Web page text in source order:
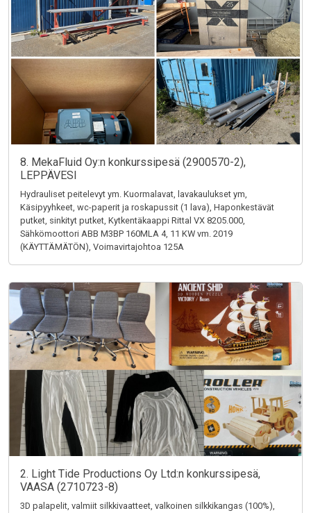
8. MekaFluid Oy:n konkurssipesä (2900570-2),
LEPPÄVESI
Hydrauliset peitelevyt ym. Kuormalavat, lavakaulukset ym,
Käsipyyhkeet, wc-paperit ja roskapussit (1 lava), Haponkestävät
putket, sinkityt putket, Kytkentäkaappi Rittal VX 8205.000,
Sähkömoottori ABB M3BP 160MLA 4, 11 KW vm. 2019
(KÄYTTÄMÄTÖN), Voimavirtajohtoa 125A
2. Light Tide Productions Oy Ltd:n konkurssipesä,
VAASA (2710723-8)
3D palapelit, valmiit silkkivaatteet, valkoinen silkkikangas (100%),